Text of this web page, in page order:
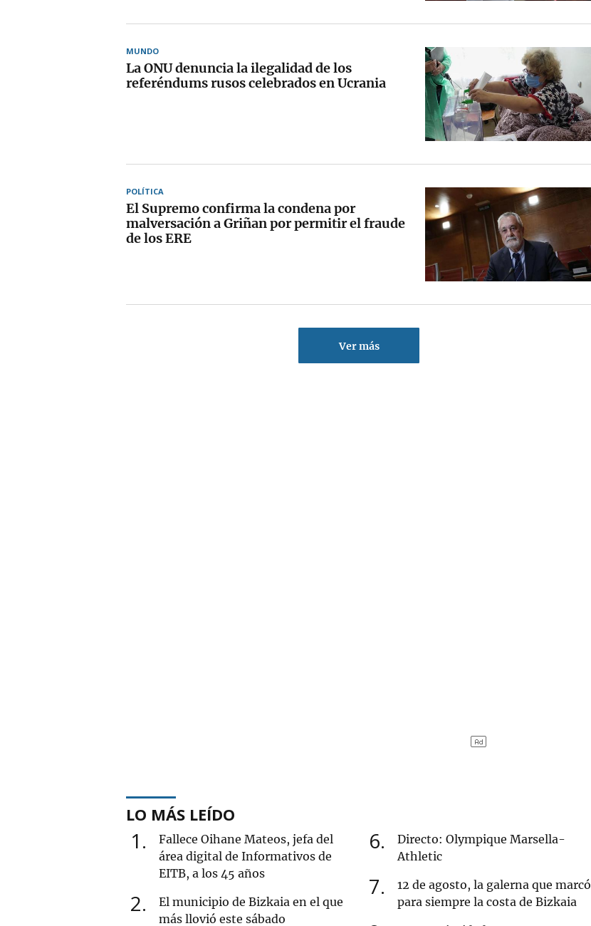
MUNDO
La ONU denuncia la ilegalidad de los
referéndums rusos celebrados en Ucrania
POLÍTICA
El Supremo confirma la condena por
malversación a Griñan por permitir el fraude
de los ERE
Ver más
LO MÁS LEÍDO
1
Fallece Oihane Mateos, jefa del
área digital de Informativos de
EITB, a los 45 años
2
El municipio de Bizkaia en el que
más llovió este sábado
6
Directo: Olympique Marsella-
Athletic
7
12 de agosto, la galerna que marcó
para siempre la costa de Bizkaia